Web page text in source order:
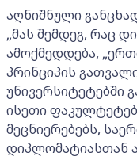
აღნიშნული
„მას შემდეგ, რაც
ამოქმედდება,
პრინციპის
უნივერსიტეტებში
ისეთი
მეცნიერებებს,
დიპლომატიასთან